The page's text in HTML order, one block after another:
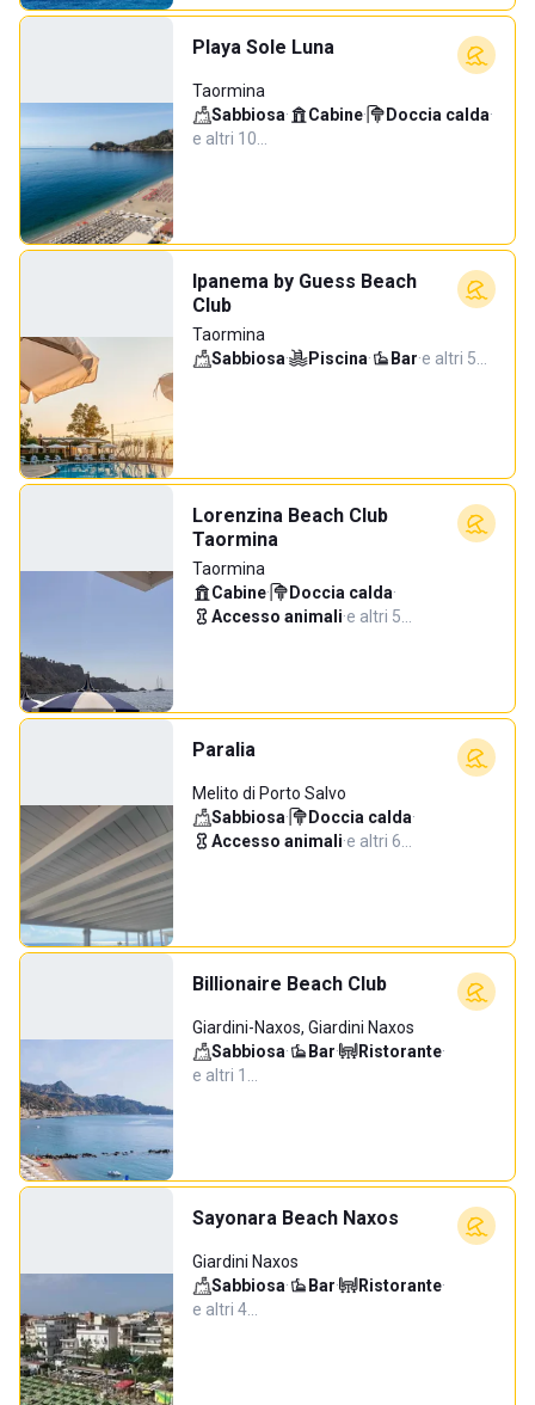
Playa Sole Luna
Taormina
Sabbiosa· Cabine· Doccia calda·
e altri 10…
Ipanema by Guess Beach
Club
Taormina
Sabbiosa· Piscina· Bar·e altri 5…
Lorenzina Beach Club
Taormina
Taormina
Cabine· Doccia calda·
Accesso animali·e altri 5…
Paralia
Melito di Porto Salvo
Sabbiosa· Doccia calda·
Accesso animali·e altri 6…
Billionaire Beach Club
Giardini-Naxos, Giardini Naxos
Sabbiosa· Bar· Ristorante·
e altri 1…
Sayonara Beach Naxos
Giardini Naxos
Sabbiosa· Bar· Ristorante·
e altri 4…